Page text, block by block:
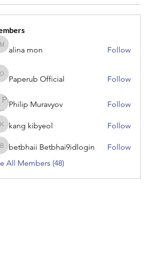
mon
alina mon Follow
Paperub Official
Paperub Official Follow
Philip Muravyov Follow
kibyeol
kang kibyeol Follow
Betbhai9idlogin
betbhaii Betbhai9idlogin
Follow
All Members (48)